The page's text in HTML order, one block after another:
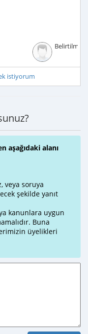
istiyorum
aşağıdaki alanı
veya soruya
şekilde yanıt
kanunlara uygun
Buna
üyelikleri